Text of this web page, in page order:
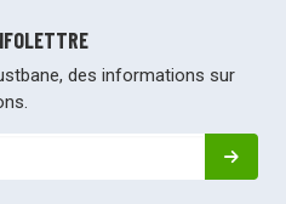
des informations sur